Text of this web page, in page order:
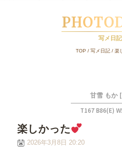
写メ日記
TOP / 写メ日記/ 楽
甘雪 もか
T167 B86(E)
楽しかった
2026年3月8日 20:20